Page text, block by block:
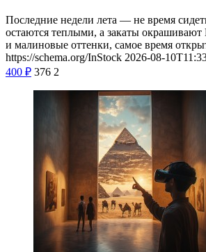
Последние недели лета — не время
остаются теплыми, а закаты окрашивают
и малиновые оттенки, самое время
https://schema.org/InStock 2026-08-
400 ₽ 376 2